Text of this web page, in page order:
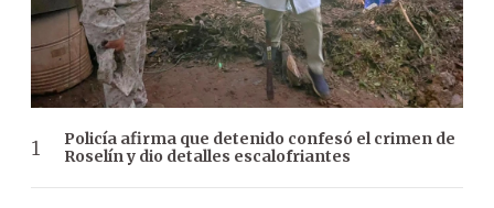
Policía afirma que detenido confesó el crimen de
Roselín y dio detalles escalofriantes